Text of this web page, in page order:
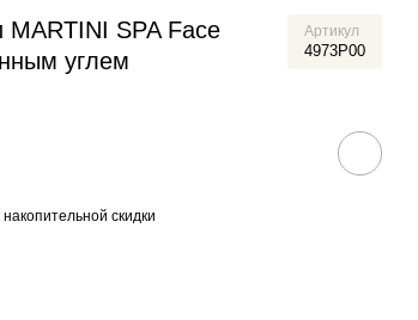
SPA Face
углем
Артикул
4973P00
скидки